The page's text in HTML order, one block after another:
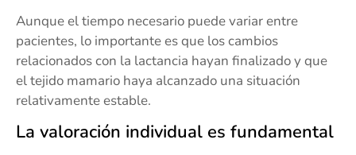
Aunque el tiempo necesario puede variar entre
pacientes, lo importante es que los cambios
relacionados con la lactancia hayan finalizado y que
el tejido mamario haya alcanzado una situación
relativamente estable.
La valoración individual es fundamental